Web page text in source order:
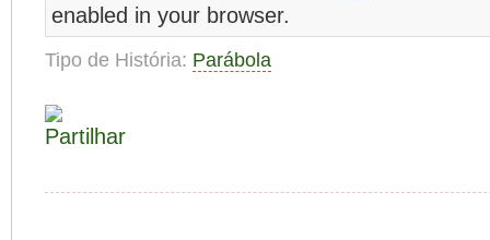
enabled in your browser.
Tipo de História: Parábola